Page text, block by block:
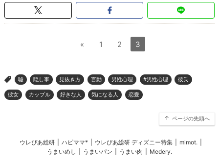
« 1 2 3
> 嘘 隠し事 見抜き方 言動 男性心理 #男性心理 彼氏
彼女 カップル 好きな人 気になる人 恋愛
ページの先頭へ
ウレぴあ総研 ハピママ* ウレぴあ総研 ディズニー特集 mimot.
うまいめし
うまいパン うまい肉 Medery.